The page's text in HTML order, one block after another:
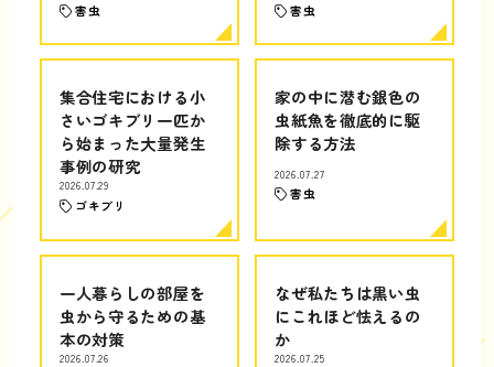
害虫 害虫
集合住宅における小
さいゴキブリ一匹か
ら始まった大量発生
事例の研究
2026.07.29
ゴキブリ
家の中に潜む銀色の
虫紙魚を徹底的に駆
除する方法
2026.07.27
害虫
一人暮らしの部屋を
虫から守るための基
本の対策
2026.07.26
なぜ私たちは黒い虫
にこれほど怯えるの
か
2026.07.25